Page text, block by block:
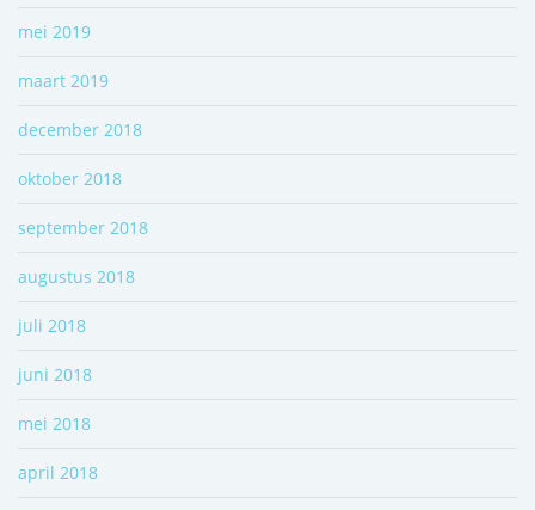
mei 2019
maart 2019
december 2018
oktober 2018
september 2018
augustus 2018
juli 2018
juni 2018
mei 2018
april 2018